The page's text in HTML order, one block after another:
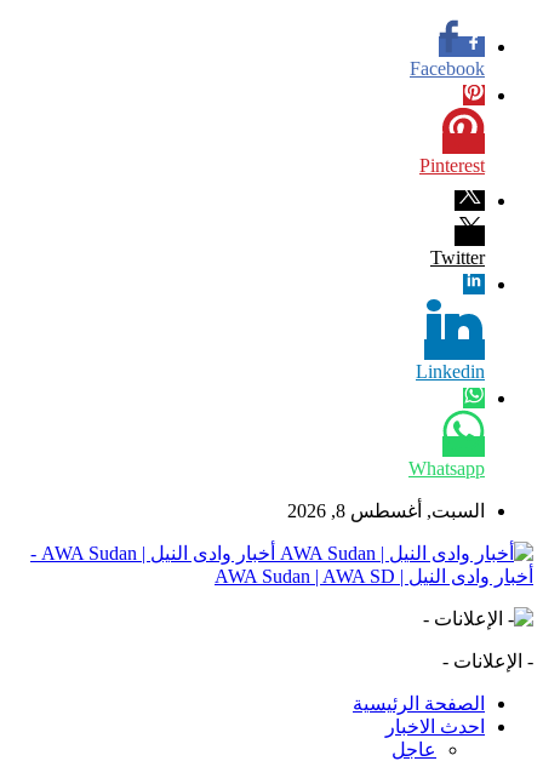
Facebook
Pinterest
Twitter
Linkedin
Whatsapp
السبت, أغسطس 8, 2026
أخبار وادى النيل | AWA Sudan -
أخبار وادى النيل | AWA Sudan | AWA SD
- الإعلانات -
الصفحة الرئيسية
احدث الاخبار
عاجل